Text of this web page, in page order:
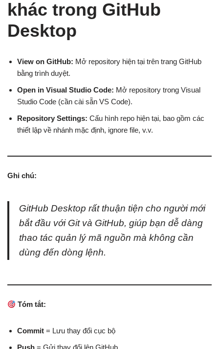
khác trong GitHub
Desktop
View on GitHub: Mở repository hiện tại trên trang GitHub
bằng trình duyệt.
Open in Visual Studio Code: Mở repository trong Visual
Studio Code (cần cài sẵn VS Code).
Repository Settings: Cấu hình repo hiện tại, bao gồm các
thiết lập về nhánh mặc định, ignore file, v.v.
Ghi chú:
GitHub Desktop rất thuận tiện cho người mới
bắt đầu với Git và GitHub, giúp bạn dễ dàng
thao tác quản lý mã nguồn mà không cần
dùng đến dòng lệnh.
Tóm tắt:
Commit = Lưu thay đổi cục bộ
Push = Gửi thay đổi lên GitHub